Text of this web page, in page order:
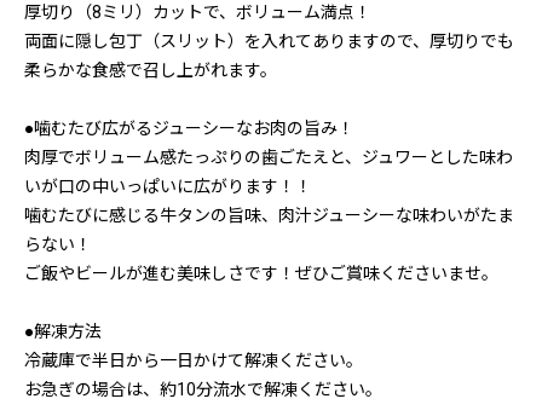
厚切り（8ミリ）カットで、ボリューム満点！
両面に隠し包丁（スリット）を入れてありますので、厚切りでも
柔らかな食感で召し上がれます。
●噛むたび広がるジューシーなお肉の旨み！
肉厚でボリューム感たっぷりの歯ごたえと、ジュワーとした味わ
いが口の中いっぱいに広がります！！
噛むたびに感じる牛タンの旨味、肉汁ジューシーな味わいがたま
らない！
ご飯やビールが進む美味しさです！ぜひご賞味くださいませ。
●解凍方法
冷蔵庫で半日から一日かけて解凍ください。
お急ぎの場合は、約10分流水で解凍ください。